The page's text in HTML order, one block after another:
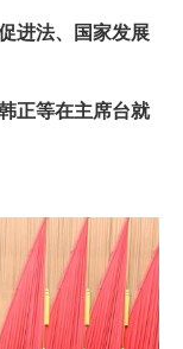
进法、国家发展
正等在主席台就